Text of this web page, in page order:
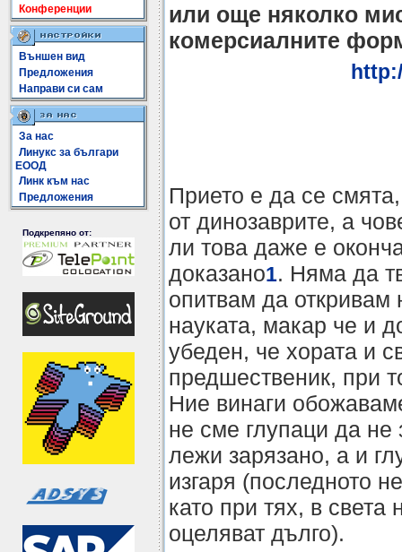
Конференции
Външен вид
Предложения
Направи си сам
За нас
Линукс за българи
ЕООД
Линк към нас
Предложения
Подкрепяно от:
или още няколко
комерсиалните
Прието е да се
от динозаврите, а
ли това даже е
доказано1. Няма да
опитвам да откривам
науката, макар че и
убеден, че хората и
предшественик, при
Ние винаги
не сме глупаци да не
лежи зарязано, а и
изгаря (последното
като при тях, в света
оцеляват дълго).